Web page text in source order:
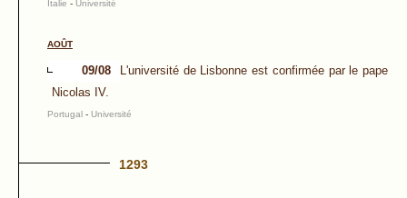
Italie - Université
AOÛT
09/08
L'université de Lisbonne est confirmée par le pape
Nicolas IV.
Portugal - Université
1293